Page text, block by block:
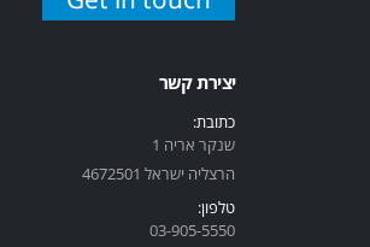
יצירת קשר
כתובת:
שנקר אריה 1
הרצליה ישראל 4672501
טלפון:
03-905-5550